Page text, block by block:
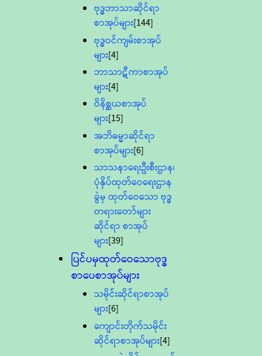
ဗုဒ္ဓဘာသာဆိုင်ရာ
စာအုပ်များ[144]
ဗုဒ္ဓဝင်ကျမ်းစာအုပ်
များ[4]
ဘာသာဋီကာစာအုပ်
များ[4]
ဝိနိစ္ဆယစာအုပ်
များ[15]
အဘိဓမ္မာဆိုင်ရာ
စာအုပ်များ[6]
သာသနာရေးဦးစီးဌာန၊
ပုံနှိပ်ထုတ်ဝေရေးဌာန
ခွဲမှ ထုတ်ဝေသော ဗုဒ္ဓ
တရားတော်များ
ဆိုင်ရာ စာအုပ်
များ[39]
ပြင်ပမှထုတ်ဝေသောဗုဒ္ဓ
စာပေစာအုပ်များ
သမိုင်းဆိုင်ရာစာအုပ်
များ[6]
ကျောင်းတိုက်သမိုင်း
ဆိုင်ရာစာအုပ်များ[4]